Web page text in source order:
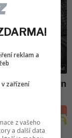
reklam a
zařízení
z vašeho
a další data